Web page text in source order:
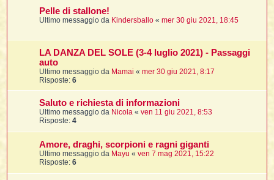
i
Pelle di stallone!
Ultimo messaggio da Kindersballo «mer 30 giu 2021, 18:45
LA DANZA DEL SOLE (3-4 luglio 2021) - Passaggi
auto
Ultimo messaggio da Mamai «mer 30 giu 2021, 8:17
Risposte:6
Saluto e richiesta di informazioni
Ultimo messaggio da Nicola «ven 11 giu 2021, 8:53
Risposte:4
Amore, draghi, scorpioni e ragni giganti
Ultimo messaggio da Mayu «ven 7 mag 2021, 15:22
Risposte:6